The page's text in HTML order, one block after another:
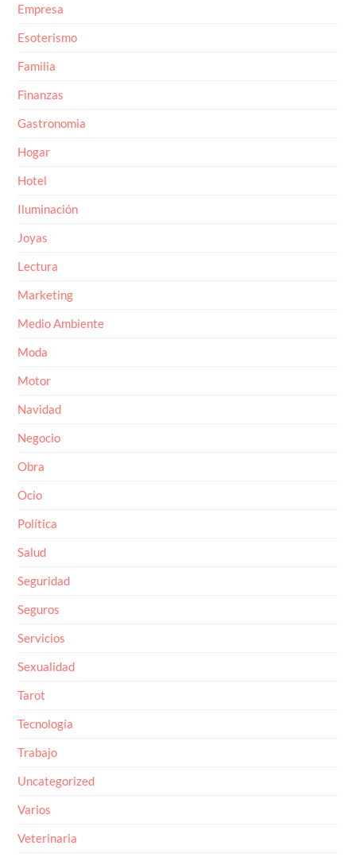
Empresa
Esoterismo
Familia
Finanzas
Gastronomia
Hogar
Hotel
Iluminación
Joyas
Lectura
Marketing
Medio Ambiente
Moda
Motor
Navidad
Negocio
Obra
Ocio
Política
Salud
Seguridad
Seguros
Servicios
Sexualidad
Tarot
Tecnología
Trabajo
Uncategorized
Varios
Veterinaria